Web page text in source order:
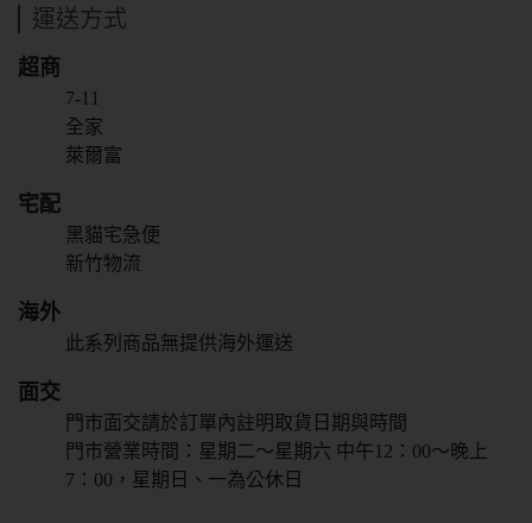
運送方式
超商
7-11
全家
萊爾富
宅配
黑貓宅急便
新竹物流
海外
此系列商品無提供海外運送
面交
門市面交請於訂單內註明取貨日期與時間
門市營業時間：星期二～星期六 中午12：00～晚上
7：00，星期日、一為公休日